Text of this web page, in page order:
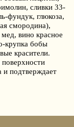
сливки 33-
фундук, глюкоза,
смородина),
вино красное
крупка бобы
красители.
поверхности
и подтверждает